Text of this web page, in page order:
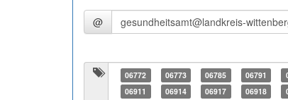
@
06772 06773 06785 06791
06911
06914 06917 06918